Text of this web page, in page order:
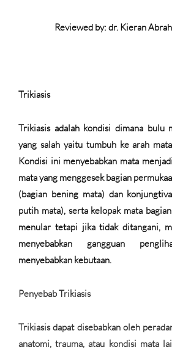
Reviewed by: dr. Kieran
Trikiasis
Trikiasis adalah kondisi dimana bulu
yang salah yaitu tumbuh ke arah
Kondisi ini menyebabkan mata
mata yang menggesek bagian
(bagian bening mata) dan
putih mata), serta kelopak mata
menular tetapi jika tidak ditangani,
menyebabkan gangguan
menyebabkan kebutaan.
Penyebab Trikiasis
Trikiasis dapat disebabkan oleh
anatomi, trauma, atau kondisi mata